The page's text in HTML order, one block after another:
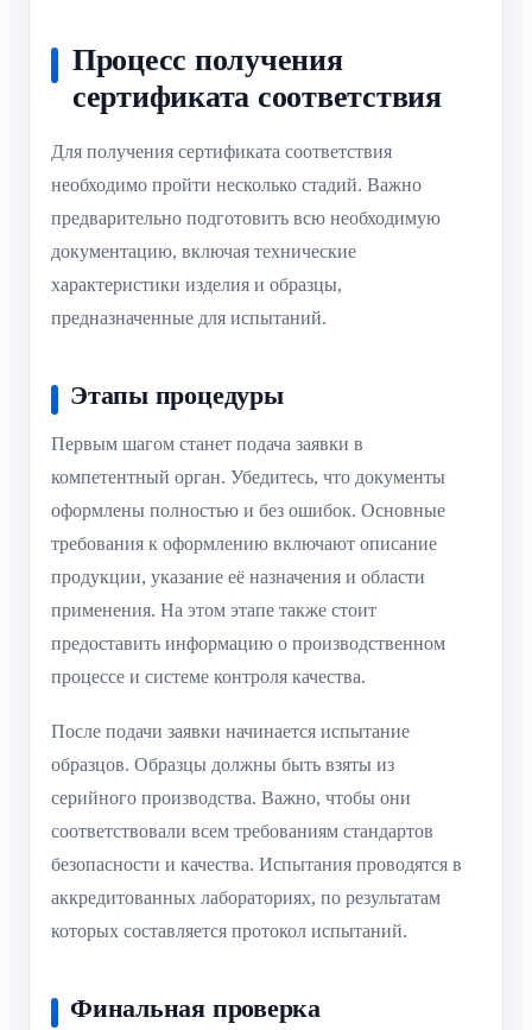
Процесс получения
сертификата соответствия
Для получения сертификата соответствия
необходимо пройти несколько стадий. Важно
предварительно подготовить всю необходимую
документацию, включая технические
характеристики изделия и образцы,
предназначенные для испытаний.
Этапы процедуры
Первым шагом станет подача заявки в
компетентный орган. Убедитесь, что документы
оформлены полностью и без ошибок. Основные
требования к оформлению включают описание
продукции, указание её назначения и области
применения. На этом этапе также стоит
предоставить информацию о производственном
процессе и системе контроля качества.
После подачи заявки начинается испытание
образцов. Образцы должны быть взяты из
серийного производства. Важно, чтобы они
соответствовали всем требованиям стандартов
безопасности и качества. Испытания проводятся в
аккредитованных лабораториях, по результатам
которых составляется протокол испытаний.
Финальная проверка